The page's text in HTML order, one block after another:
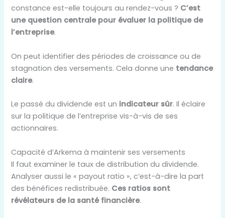
constance est-elle toujours au rendez-vous ? C’est
une question centrale pour évaluer la politique de
l’entreprise.
On peut identifier des périodes de croissance ou de
stagnation des versements. Cela donne une tendance
claire.
Le passé du dividende est un indicateur sûr. Il éclaire
sur la politique de l’entreprise vis-à-vis de ses
actionnaires.
Capacité d’Arkema à maintenir ses versements
Il faut examiner le taux de distribution du dividende.
Analyser aussi le « payout ratio », c’est-à-dire la part
des bénéfices redistribuée. Ces ratios sont
révélateurs de la santé financière.